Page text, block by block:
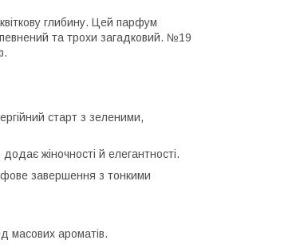
глибину. Цей парфум
та трохи загадковий. №19
старт з зеленими,
жіночності й елегантності.
завершення з тонкими
масових ароматів.